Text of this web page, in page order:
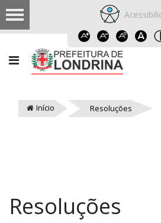
Início Resoluções
Resoluções